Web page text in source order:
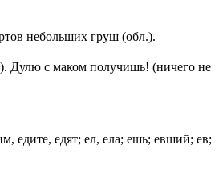
небольших груш (обл.).
). Дулю с маком получишь! (ничего не
едите, едят; ел, ела; ешь; евший; ев;